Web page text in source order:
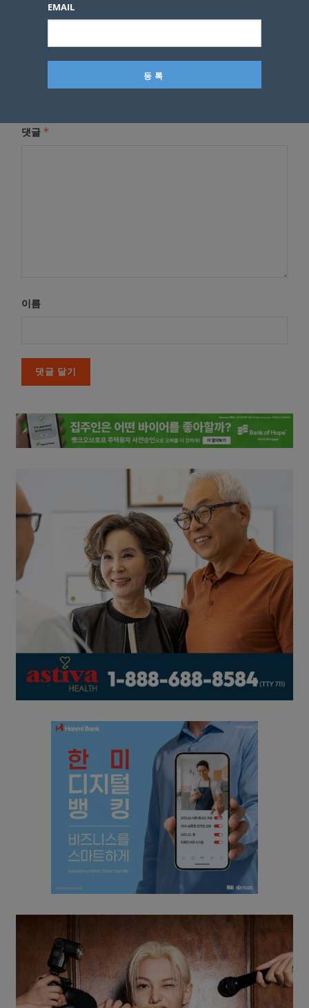
답글 남기기
이메일 주소는 공개되지 않습니다. 필수 필드는*로 표시됩니
댓글 *
이름
EMAIL